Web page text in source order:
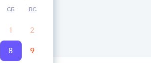
СБ ВС
1 2
8 9